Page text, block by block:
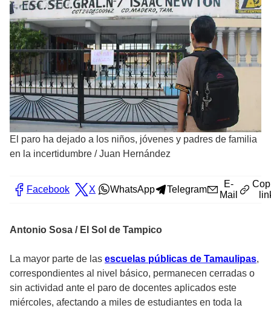
El paro ha dejado a los niños, jóvenes y padres de familia
en la incertidumbre /Juan Hernández
Facebook X WhatsApp Telegram
E-
Mail
Antonio Sosa / El Sol de Tampico
La mayor parte de las escuelas públicas de Tamaulipas,
correspondientes al nivel básico, permanecen cerradas o
sin actividad ante el paro de docentes aplicados este
miércoles, afectando a miles de estudiantes en toda la